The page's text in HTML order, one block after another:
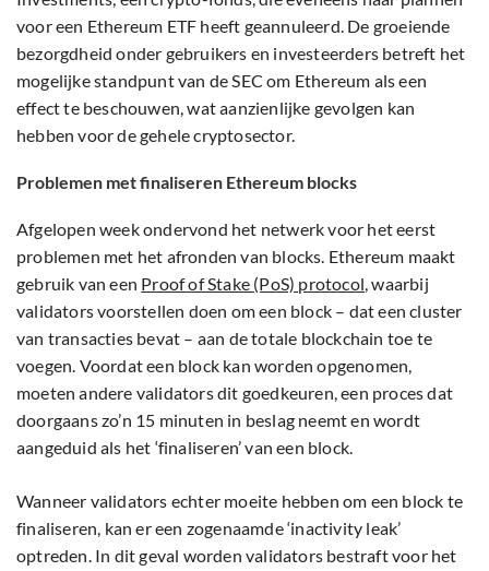
voor een Ethereum ETF heeft geannuleerd. De groeiende
bezorgdheid onder gebruikers en investeerders betreft het
mogelijke standpunt van de SEC om Ethereum als een
effect te beschouwen, wat aanzienlijke gevolgen kan
hebben voor de gehele cryptosector.
Problemen met finaliseren Ethereum blocks
Afgelopen week ondervond het netwerk voor het eerst
problemen met het afronden van blocks. Ethereum maakt
gebruik van een Proof of Stake (PoS) protocol, waarbij
validators voorstellen doen om een block – dat een cluster
van transacties bevat – aan de totale blockchain toe te
voegen. Voordat een block kan worden opgenomen,
moeten andere validators dit goedkeuren, een proces dat
doorgaans zo’n 15 minuten in beslag neemt en wordt
aangeduid als het ‘finaliseren’ van een block.
Wanneer validators echter moeite hebben om een block te
finaliseren, kan er een zogenaamde ‘inactivity leak’
optreden. In dit geval worden validators bestraft voor het